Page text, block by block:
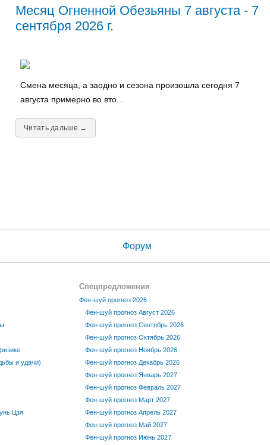
Месяц Огненной Обезьяны 7 августа - 7
сентября 2026 г.
Смена месяца, а заодно и сезона произошла сегодня 7
августа примерно во вто...
Читать дальше →
Форум
и удачи)
Цзя
Спецпредложения
Фен-шуй прогноз 2026
Фен-шуй прогноз Август 2026
Фен-шуй прогноз Сентябрь 2026
Фен-шуй прогноз Октябрь 2026
Фен-шуй прогноз Ноябрь 2026
Фен-шуй прогноз Декабрь 2026
Фен-шуй прогноз Январь 2027
Фен-шуй прогноз Февраль 2027
Фен-шуй прогноз Март 2027
Фен-шуй прогноз Апрель 2027
Фен-шуй прогноз Май 2027
Фен-шуй прогноз Июнь 2027